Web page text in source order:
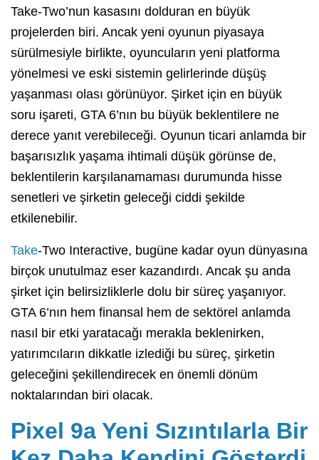
Take-Two’nun kasasını dolduran en büyük
projelerden biri. Ancak yeni oyunun piyasaya
sürülmesiyle birlikte, oyuncuların yeni platforma
yönelmesi ve eski sistemin gelirlerinde düşüş
yaşanması olası görünüyor. Şirket için en büyük
soru işareti, GTA 6’nın bu büyük beklentilere ne
derece yanıt verebileceği. Oyunun ticari anlamda bir
başarısızlık yaşama ihtimali düşük görünse de,
beklentilerin karşılanamaması durumunda hisse
senetleri ve şirketin geleceği ciddi şekilde
etkilenebilir.
Take-Two Interactive, bugüne kadar oyun dünyasına
birçok unutulmaz eser kazandırdı. Ancak şu anda
şirket için belirsizliklerle dolu bir süreç yaşanıyor.
GTA 6’nın hem finansal hem de sektörel anlamda
nasıl bir etki yaratacağı merakla beklenirken,
yatırımcıların dikkatle izlediği bu süreç, şirketin
geleceğini şekillendirecek en önemli dönüm
noktalarından biri olacak.
Pixel 9a Yeni Sızıntılarla Bir